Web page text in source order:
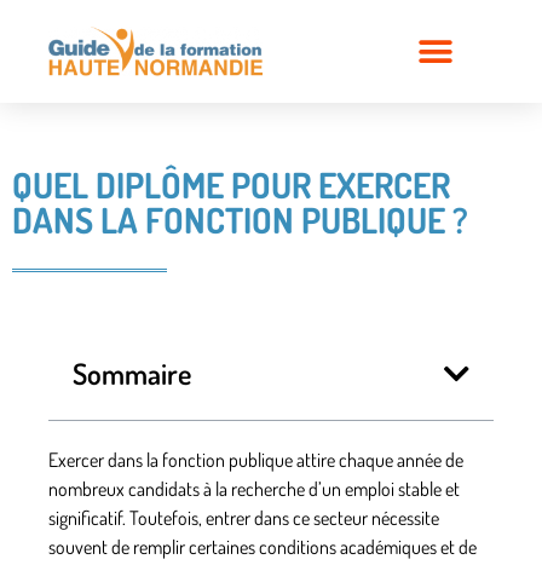
QUEL DIPLÔME POUR EXERCER
DANS LA FONCTION PUBLIQUE ?
Sommaire
Exercer dans la fonction publique attire chaque année de
nombreux candidats à la recherche d’un emploi stable et
significatif. Toutefois, entrer dans ce secteur nécessite
souvent de remplir certaines conditions académiques et de